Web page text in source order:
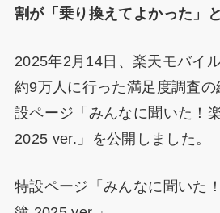
割が「乗り換えてよかった」
2025年2月14日、楽天モバイ
約9万人に行った満足度調査
設ページ「みんなに聞いた！
2025 ver.」を公開しました。
特設ページ「みんなに聞いた